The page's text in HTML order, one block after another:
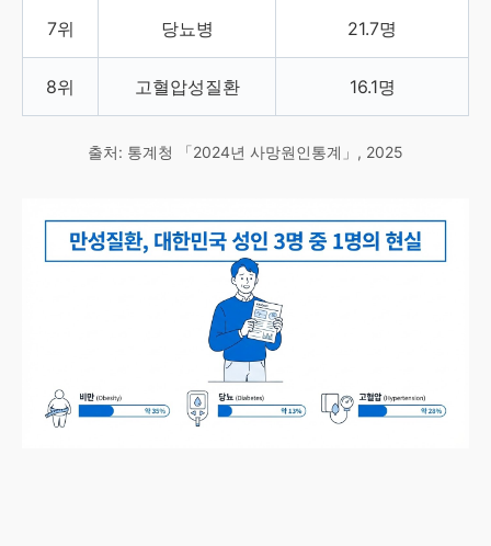
7위 당뇨병 21.7명
8위 고혈압성질환 16.1명
출처: 통계청 「2024년 사망원인통계」, 2025